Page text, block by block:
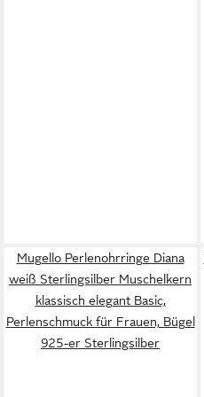
Mugello Perlenohrringe Diana
weiß Sterlingsilber Muschelkern
klassisch elegant Basic,
Perlenschmuck für Frauen, Bügel
925-er Sterlingsilber